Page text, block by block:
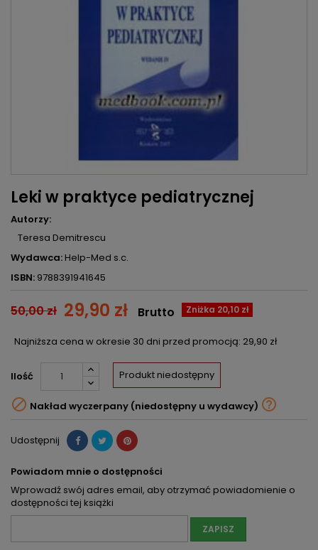
Leki w praktyce pediatrycznej
Autorzy:
Teresa Demitrescu
Wydawca:Help-Med s.c.
ISBN: 9788391941645
50,00 zł 29,90 zł Zniżka 20,10 zł
Brutto
Najniższa cena w okresie 30 dni przed promocją: 29,90 zł
Ilość Produkt niedostępny
 Nakład wyczerpany (niedostępny u wydawcy) 
Udostępnij
Powiadom mnie o dostępności
Wprowadź swój adres email, aby otrzymać powiadomienie o
dostępności tej książki
ZAPISZ